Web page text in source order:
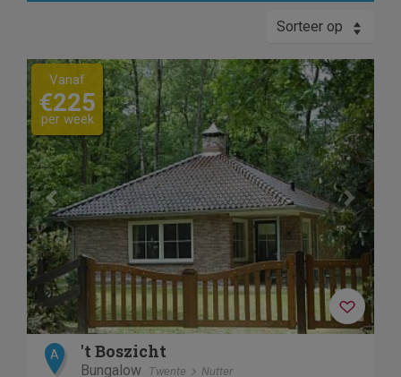
Sorteer op
Previous Next
Vanaf
€225
per week
A 't Boszicht
Bungalow Twente Nutter